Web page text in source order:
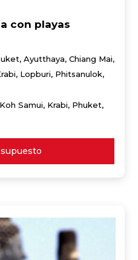
con playas
Ayutthaya, Chiang Mai,
Lopburi, Phitsanulok,
Samui, Krabi, Phuket,